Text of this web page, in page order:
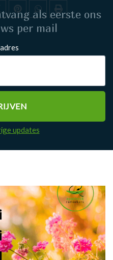
als eerste ons
per mail
updates